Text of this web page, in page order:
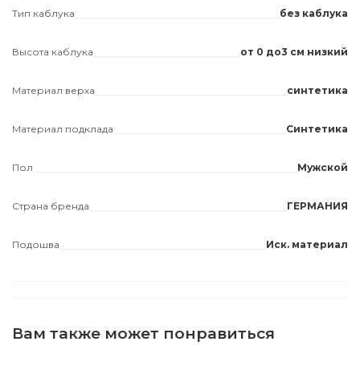
Тип каблука без каблука
Высота каблука от 0 до3 см низкий
Материал верха синтетика
Материал подклада Синтетика
Пол Мужской
Страна бренда ГЕРМАНИЯ
Подошва Иск. материал
Вам также может понравиться